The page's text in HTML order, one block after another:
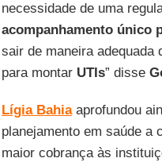
necessidade de uma
acompanhamento único
sair de maneira adequada
para montar UTIs” disse
Lígia Bahiaaprofundou
planejamento em saúde a
maior cobrança às